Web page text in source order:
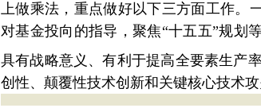
上做乘法，重点做好以下三方面工作。
对基金投向的指导，聚焦“十五五”规划
具有战略意义、有利于提高全要素生产
创性、颠覆性技术创新和关键核心技术